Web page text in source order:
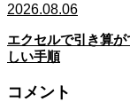
2026.08.06
エクセルで引き算
しい手順
コメント